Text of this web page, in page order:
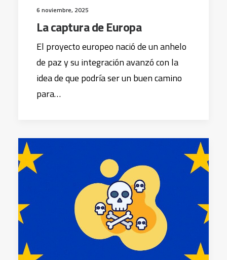
6 noviembre, 2025
La captura de Europa
El proyecto europeo nació de un anhelo
de paz y su integración avanzó con la
idea de que podría ser un buen camino
para…